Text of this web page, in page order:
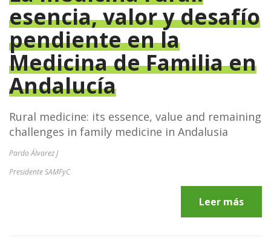
esencia, valor y desafío
pendiente en la
Medicina de Familia en
Andalucía
Rural medicine: its essence, value and remaining
challenges in family medicine in Andalusia
Pardo Álvarez J
Presidente SAMFyC
Leer más